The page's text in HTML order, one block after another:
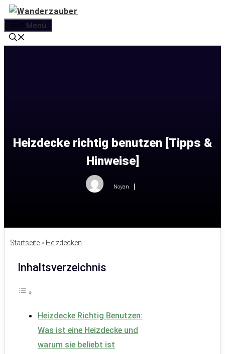
Zum
Inhalt
springen
Menü
Heizdecke richtig benutzen [Tipps &
Hinweise]
Noyan
Startseite » Heizdecken
Inhaltsverzeichnis
Heizdecke Richtig Benutzen:
Was ist eine Heizdecke und
warum sie beliebt ist